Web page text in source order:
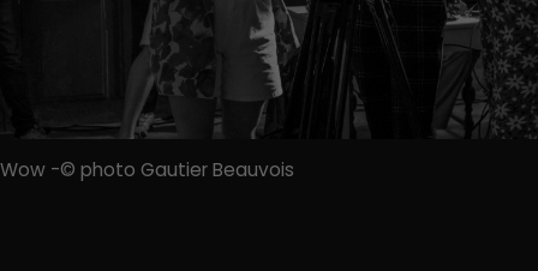
Wow -© photo Gautier Beauvois